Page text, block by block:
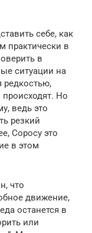
себе, как
практически в
в
ситуации на
Но
ведь это
резкий
Соросу это
в этом
что
движение,
останется в
или